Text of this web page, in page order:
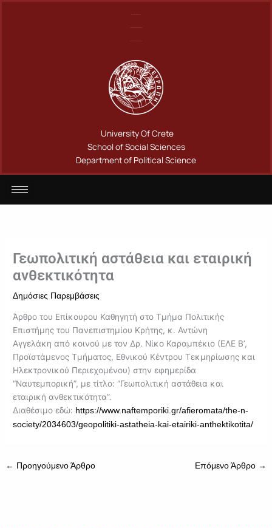
University Of Crete
School of Social Sciences
Department of Political Science
Γεωπολιτική αστάθεια και εταιρική
ανθεκτικότητα
Δημόσιες Παρεμβάσεις
Άρθρο του Επίκουρου Καθηγητή στο Τμήμα Πολιτικής
Επιστήμης του Πανεπιστημίου Κρήτης, κ. Αντώνη
Αγγελάκη από κοινού με τον Δρ. Νίκο Καραμπέκιο (ΕΛΕ Β’,
Προϊστάμενος Τμήματος, Εθνικού Κέντρου Τεκμηρίωσης και
Ηλεκτρονικού Περιεχομένου) στην εφημερίδα
“Ναυτεμπορική”, με τίτλο: “Γεωπολιτική αστάθεια και
εταιρική ανθεκτικότητα”.
Διαθέσιμο εδώ: https://www.naftemporiki.gr/afieromata/the-n-
society/2034603/geopolitiki-astatheia-kai-etairiki-anthektikotita/
← Προηγούμενο Άρθρο Επόμενο Άρθρο →